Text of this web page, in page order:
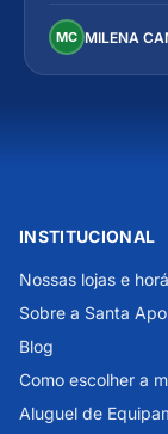
MC MILENA
INSTITUCIONAL
Nossas lojas e
Sobre a Santa
Blog
Como escolher a
Aluguel de